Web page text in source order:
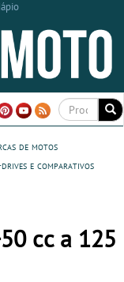
de motos
e comparativos
cc a 125